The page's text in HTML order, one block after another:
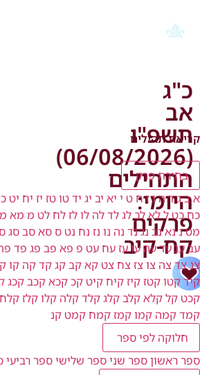
כ"ג
אב
תשפ"ו
(06/08/2026)
התהילים
היומי:
פרקים
קח-קיב
קריאת תהילים
בחירת פרק
אבגד הוז חט י יא יב יג ידטוטז יז יח יט כ
כחכטללאלבלגלדלה לולזלחלט מ מא
מטננאנב נגנד נה נו נז נח נט ססאסבסג
עבעגעדעהעועזעחעט פ פא פב פג פד
צגצד צה צו צז צח צט קאקבקגקדקה קו
קידקטוקטזקיזקיחקיט קכקכאקכבקכג
קכט קלקלאקלבקלגקלדקלה קלוקלזקלח
קמדקמה קמוקמזקמחקמט קנ
חלוקה לפי ספר
ספר ראשוןספר שניספר שלישיספר רביעי